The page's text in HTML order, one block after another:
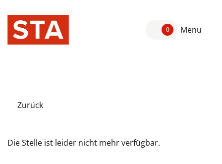
0 Menu
Zurück
Die Stelle ist leider nicht mehr verfügbar.